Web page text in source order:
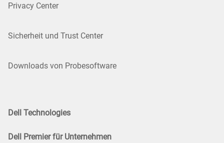
Privacy Center
Sicherheit und Trust Center
Downloads von Probesoftware
Dell Technologies
Dell Premier für Unternehmen